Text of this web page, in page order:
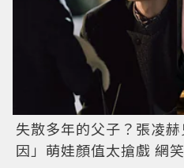
失散多年的父子？張凌
因」萌娃顏值太搶戲 網